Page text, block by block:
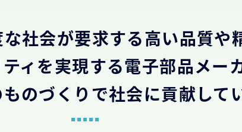
社会が要求する高い品質や
ィを実現する電子部品メー
のづくりで社会に貢献して